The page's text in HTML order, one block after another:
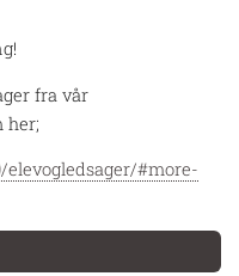
fra vår
her;
#more-